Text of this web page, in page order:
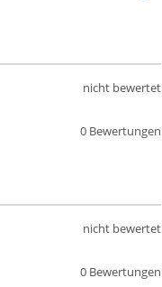
0 Bewertungen
nicht bewertet
0 Bewertungen
nicht bewertet